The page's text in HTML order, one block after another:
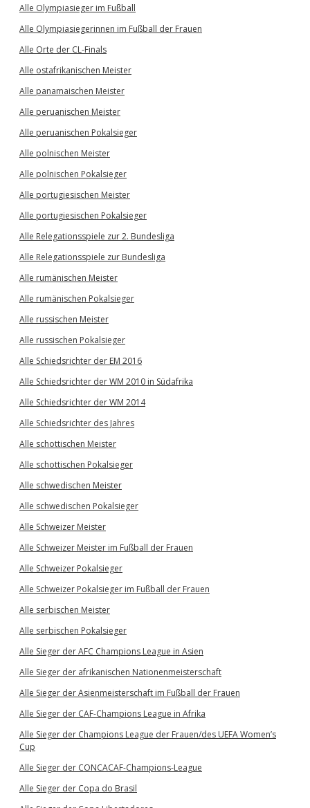
Alle Olympiasieger im Fußball
Alle Olympiasiegerinnen im Fußball der Frauen
Alle Orte der CL-Finals
Alle ostafrikanischen Meister
Alle panamaischen Meister
Alle peruanischen Meister
Alle peruanischen Pokalsieger
Alle polnischen Meister
Alle polnischen Pokalsieger
Alle portugiesischen Meister
Alle portugiesischen Pokalsieger
Alle Relegationsspiele zur 2. Bundesliga
Alle Relegationsspiele zur Bundesliga
Alle rumänischen Meister
Alle rumänischen Pokalsieger
Alle russischen Meister
Alle russischen Pokalsieger
Alle Schiedsrichter der EM 2016
Alle Schiedsrichter der WM 2010 in Südafrika
Alle Schiedsrichter der WM 2014
Alle Schiedsrichter des Jahres
Alle schottischen Meister
Alle schottischen Pokalsieger
Alle schwedischen Meister
Alle schwedischen Pokalsieger
Alle Schweizer Meister
Alle Schweizer Meister im Fußball der Frauen
Alle Schweizer Pokalsieger
Alle Schweizer Pokalsieger im Fußball der Frauen
Alle serbischen Meister
Alle serbischen Pokalsieger
Alle Sieger der AFC Champions League in Asien
Alle Sieger der afrikanischen Nationenmeisterschaft
Alle Sieger der Asienmeisterschaft im Fußball der Frauen
Alle Sieger der CAF-Champions League in Afrika
Alle Sieger der Champions League der Frauen/des UEFA Women’s
Cup
Alle Sieger der CONCACAF-Champions-League
Alle Sieger der Copa do Brasil